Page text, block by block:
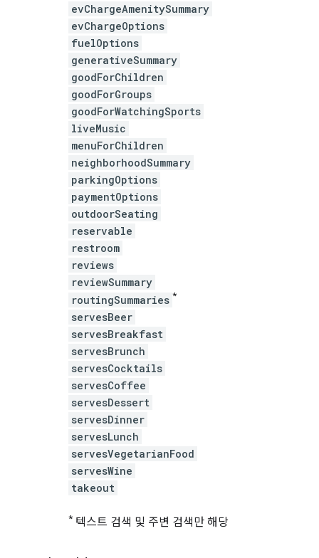
evChargeAmenitySummary
evChargeOptions
fuelOptions
generativeSummary
goodForChildren
goodForGroups
goodForWatchingSports
liveMusic
menuForChildren
neighborhoodSummary
parkingOptions
paymentOptions
outdoorSeating
reservable
restroom
reviews
reviewSummary
routingSummaries *
servesBeer
servesBreakfast
servesBrunch
servesCocktails
servesCoffee
servesDessert
servesDinner
servesLunch
servesVegetarianFood
servesWine
takeout
* 텍스트 검색 및 주변 검색만 해당